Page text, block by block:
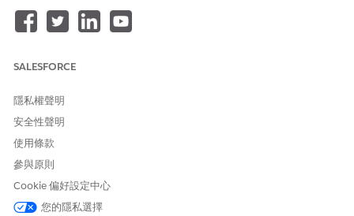
啟用流程:
新增「輸出參與」元件。
從可用元件清單中選取「
在組態面板中,選取「輸出參與範本」欄位中的「轉介管理拓
SALESFORCE
隱私權聲明
安全性聲明
使用條款
參與原則
Cookie 偏好設定中心
您的隱私選擇